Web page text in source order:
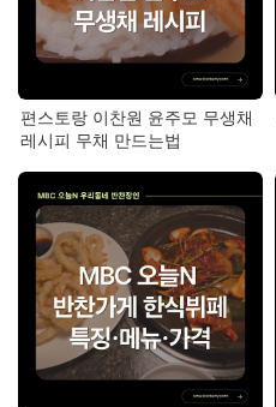
편스토랑 이찬원 윤주모 무생채
레시피 무채 만드는법